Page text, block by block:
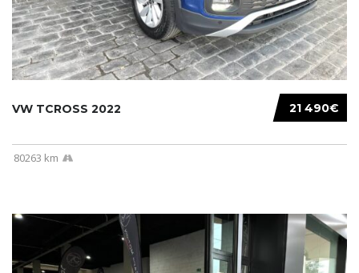
21 490€
VW TCROSS 2022
80263 km